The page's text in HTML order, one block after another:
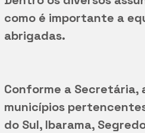
como é importante a
abrigadas.
Conforme a Secretária,
municípios
do Sul, Ibarama,